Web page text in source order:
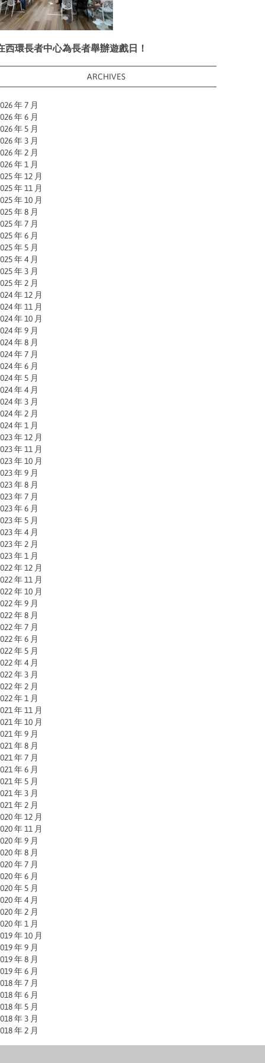
西環長者中心為長者舉辦遊戲日！
ARCHIVES
年 7 月
年 6 月
年 5 月
年 3 月
年 2 月
年 1 月
年 12 月
年 11 月
年 10 月
年 8 月
年 7 月
年 6 月
年 5 月
年 4 月
年 3 月
年 2 月
年 12 月
年 11 月
年 10 月
年 9 月
年 8 月
年 7 月
年 6 月
年 5 月
年 4 月
年 3 月
年 2 月
年 1 月
年 12 月
年 11 月
年 10 月
年 9 月
年 8 月
年 7 月
年 6 月
年 5 月
年 4 月
年 2 月
年 1 月
年 12 月
年 11 月
年 10 月
年 9 月
年 8 月
年 7 月
年 6 月
年 5 月
年 4 月
年 3 月
年 2 月
年 1 月
年 11 月
年 10 月
年 9 月
年 8 月
年 7 月
年 6 月
年 5 月
年 3 月
年 2 月
年 12 月
年 11 月
年 9 月
年 8 月
年 7 月
年 6 月
年 5 月
年 4 月
年 2 月
年 1 月
年 10 月
年 9 月
年 8 月
年 6 月
年 7 月
年 6 月
年 5 月
年 3 月
年 2 月